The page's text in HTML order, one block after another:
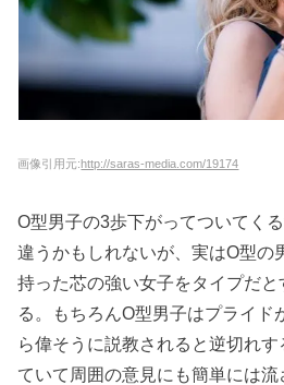
画像引用元: http://saras-media.com/19174
O型男子の3歩下がってついてく
違うかもしれないが、実はO型の
持った芯の強い女子をタイプだ
る。もちろんO型男子はプライド
ら偉そうに説教されると逆切れ
ていて周囲の意見にも簡単には